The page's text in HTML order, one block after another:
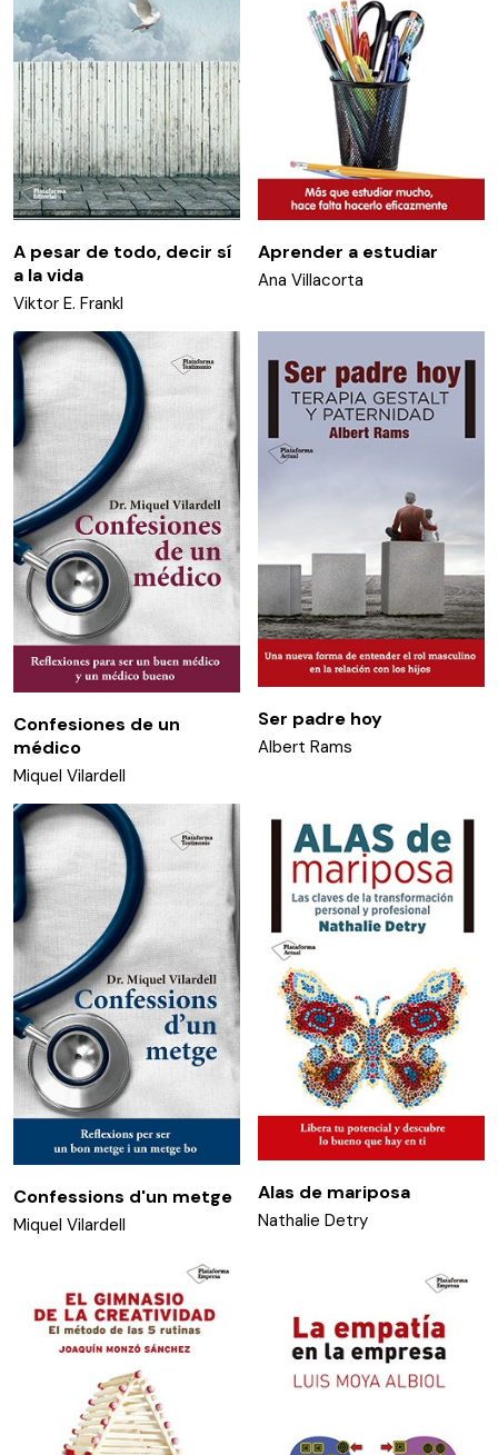
información sobre el uso que haga del sitio web con
nuestros partners de redes sociales, publicidad y análisis
web, quienes pueden combinarla con otra información
que les haya proporcionado o que hayan recopilado a
partir del uso que haya hecho de sus servicios.
A pesar de todo, decir sí
a la vida
Viktor E. Frankl
Aprender a estudiar
Ana Villacorta
Confesiones de un
médico
Miquel Vilardell
Ser padre hoy
Albert Rams
Confessions d'un metge
Miquel Vilardell
Alas de mariposa
Nathalie Detry